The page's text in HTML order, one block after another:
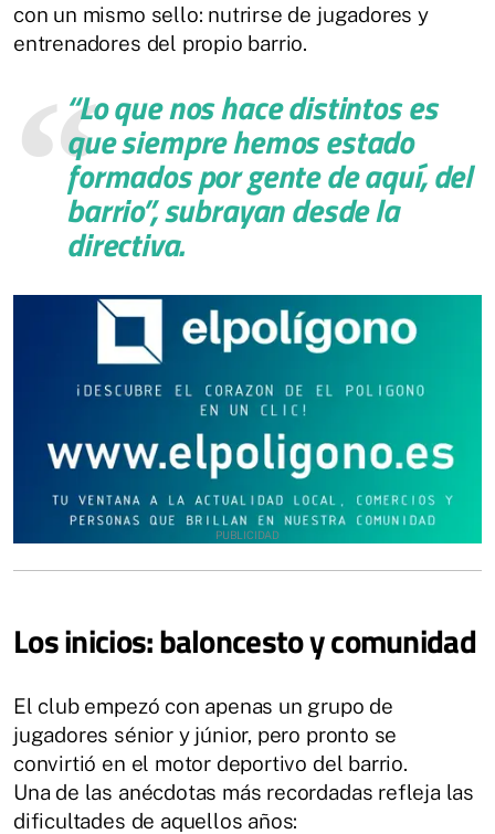
con un mismo sello: nutrirse de jugadores y
entrenadores del propio barrio.
“Lo que nos hace distintos es
que siempre hemos estado
formados por gente de aquí, del
barrio”, subrayan desde la
directiva.
Los inicios: baloncesto y comunidad
El club empezó con apenas un grupo de
jugadores sénior y júnior, pero pronto se
convirtió en el motor deportivo del barrio.
Una de las anécdotas más recordadas refleja las
dificultades de aquellos años: